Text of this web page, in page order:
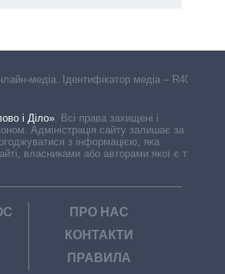
медіа. Ідентифікатор медіа – R40-
і Діло»
Всі права захищені і
Адміністрація сайту залишає за
з інформацією, яка
власниками або авторами якої є треті
ПРО НАС
КОНТАКТИ
ПРАВИЛА